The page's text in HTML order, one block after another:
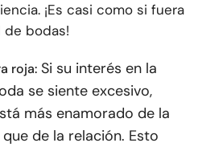
¡Es casi como si fuera
de bodas!
roja: Si su interés en la
se siente excesivo,
más enamorado de la
de la relación. Esto